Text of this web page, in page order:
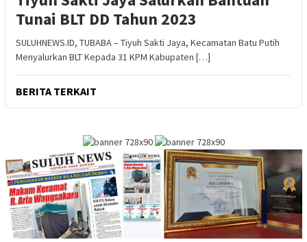
Tunai BLT DD Tahun 2023
SULUHNEWS.ID, TUBABA – Tiyuh Sakti Jaya, Kecamatan Batu Putih
Menyalurkan BLT Kepada 31 KPM Kabupaten […]
BERITA TERKAIT